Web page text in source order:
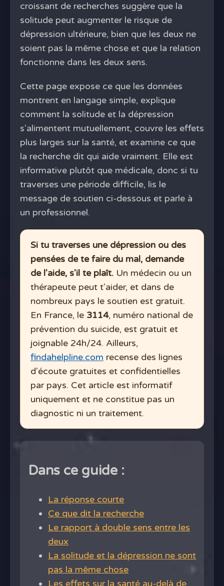
croissant de recherches suggère que la
solitude peut augmenter le risque de
dépression ultérieure, bien que les deux ne
soient pas la même chose et que la relation
fonctionne dans les deux sens.
Cette page expose ce que les données
montrent en langage simple, explique
comment la solitude et la dépression
s'alimentent mutuellement, couvre les effets
plus larges sur la santé, et examine ce que
la recherche dit qui aide vraiment. Elle est
informative plutôt que médicale, donc si tu
traverses une période difficile, lis le
message de soutien ci-dessous et parle à
un professionnel.
Si tu traverses une dépression ou des
pensées de te faire du mal, demande
de l'aide, s'il te plaît. Un médecin ou un
thérapeute peut t'aider, et dans de
nombreux pays le soutien est gratuit.
En France, le 3114, numéro national de
prévention du suicide, est gratuit et
joignable 24h/24. Ailleurs,
findahelpline.com recense des lignes
d'écoute gratuites et confidentielles
par pays. Cet article est informatif
uniquement et ne constitue pas un
diagnostic ni un traitement.
Dans ce guide :
La réponse courte
Ce que dit la recherche
Le rapport à double sens entre les
deux
La solitude et la dépression ne sont
pas la même chose
Les effets sur la santé au-delà de